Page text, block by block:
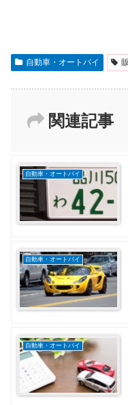
自動車・オートバイ
関連記事
自動車・オートバイ
自動車・オートバイ
自動車・オートバイ